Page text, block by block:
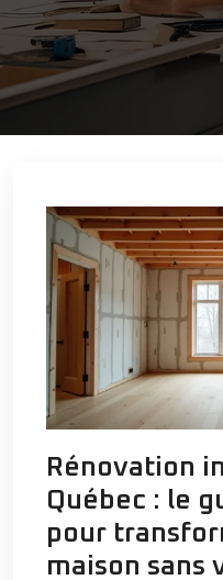
Rénovation
Québec : le
pour
maison sans